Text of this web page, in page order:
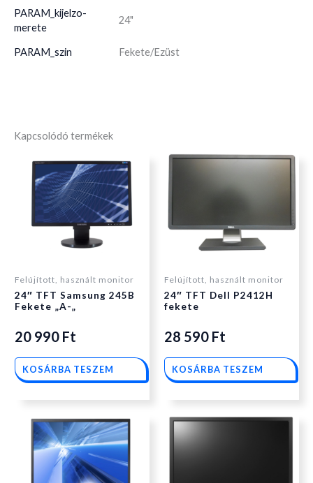
PARAM_kijelzo-
merete
24"
PARAM_szin Fekete/Ezüst
Kapcsolódó termékek
Felújított, használt monitor
24″ TFT Samsung 245B
Fekete „A-„
20 990 Ft
KOSÁRBA TESZEM
Felújított, használt monitor
24″ TFT Dell P2412H
fekete
28 590 Ft
KOSÁRBA TESZEM